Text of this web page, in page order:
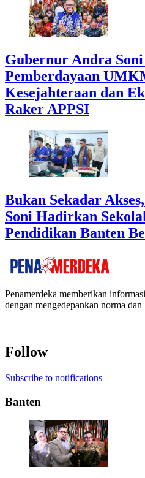
Gubernur Andra
Pemberdayaan
Kesejahteraan dan
Raker APPSI
Bukan Sekadar
Soni Hadirkan
Pendidikan Banten
Penamerdeka memberikan
dengan mengedepankan norma
Follow
Subscribe to notifications
Banten